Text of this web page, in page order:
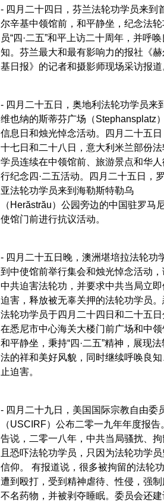
- 四月二十四日，芬兰法轮功学员来到
尔辛基中领馆前，和平静坐，纪念法轮
员“四·二五”和平上访二十周年，并呼唤
知。芬兰最大和最有影响力的报社《赫
基日报》的记者和摄影师现场采访报道
- 四月二十五日，奥地利法轮功学员来
维也纳的斯蒂芬广场（Stephansplatz
信息日和烛光悼念活动。四月二十五日
十七日和二十八日，意大利米兰部份法
学员连续在中领馆前、旅游景点和华人
行纪念四·二五活动。四月二十五日，
亚法轮功学员来到海勒斯特勒乌
（Herăstrău）公园旁边的中国驻罗马
使馆门前进行抗议活动。
- 四月二十五日晚，澳洲堪培拉法轮功
到中使馆前举行集会和烛光悼念活动，
中共迫害法轮功，并要求中共当局立即
迫害，释放被无辜关押的法轮功学员。
法轮功学员于四月二十四日和二十五日
在悉尼市中心海关大楼门前广场和中领
和平静坐，秉持“四·二五”精神，展现法
法的祥和美好风貌，同时继续呼唤良知
止迫害。
- 四月二十九日，美国国际宗教自由委
（USCIRF）公布二零一九年年度报告
告说，二零一八年，中共当局骚扰、拘
且恐吓法轮功学员，只因为法轮功学
信仰。 有报道说，很多被拘留的法轮
遭到殴打，受到精神虐待、性侵，强制
不名药物，并被剥夺睡眠。委员会还建